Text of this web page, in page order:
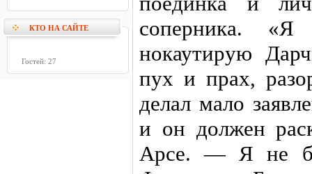
КТО НА САЙТЕ
Гостей: 27
соперника.
нокаутирую
пух и прах,
делал мало
и он должен
Арсе. — Я не